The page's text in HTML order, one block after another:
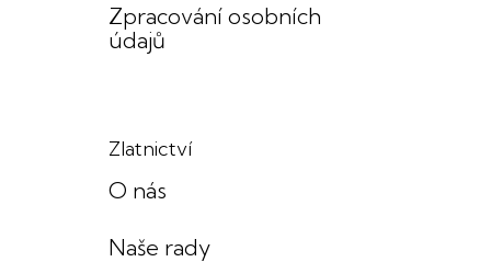
Zpracování osobních
údajů
Zlatnictví
O nás
Naše rady